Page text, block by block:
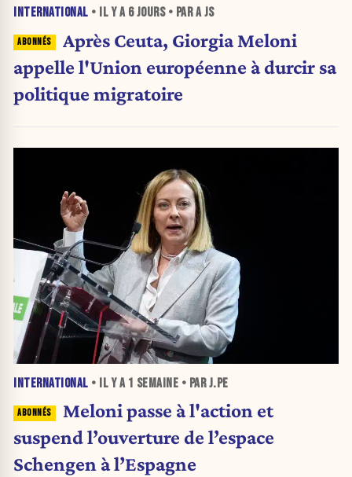
INTERNATIONAL • IL Y A 6 JOURS• PAR A JS
Après Ceuta, Giorgia Meloni
appelle l'Union européenne à durcir sa
politique migratoire
INTERNATIONAL • IL Y A 1 SEMAINE • PAR J.PE
Meloni passe à l'action et
suspend l’ouverture de l’espace
Schengen à l’Espagne